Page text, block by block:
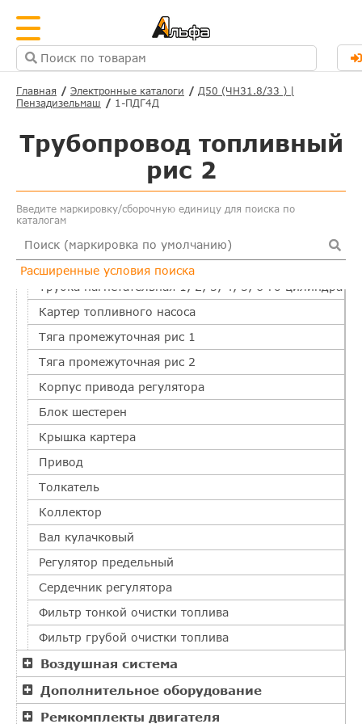
Главная Электронные каталоги
Д50 (ЧН31.8/33 ) |
Пензадизельмаш
1-ПДГ4Д
Трубопровод топливный
рис 2
Введите маркировку/сборочную единицу для поиска по
каталогам
Расширенные условия поиска
Система охлаждения
Масляная система
Топливная система
Насос топливный рис 1
Насос топливный рис 2
Насос топливный рис 3
Штанга форсунки
Трубопровод топливный рис 2
Трубка нагнетательная 1, 2, 3, 4, 5, 6-го цилиндра
Картер топливного насоса
Тяга промежуточная рис 1
Тяга промежуточная рис 2
Корпус привода регулятора
Блок шестерен
Крышка картера
Привод
Толкатель
Коллектор
Вал кулачковый
Регулятор предельный
Сердечник регулятора
Фильтр тонкой очистки топлива
Фильтр грубой очистки топлива
Воздушная система
Дополнительное оборудование
Ремкомплекты двигателя